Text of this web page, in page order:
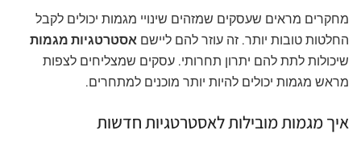
מחקרים מראים שעסקים שמזהים שינויי מגמות יכולים לקבל
החלטות טובות יותר. זה עוזר להם ליישם אסטרטגיות מגמות
שיכולות לתת להם יתרון תחרותי. עסקים שמצליחים לצפות
מראש מגמות יכולים להיות יותר מוכנים למתחרים.
איך מגמות מובילות לאסטרטגיות חדשות